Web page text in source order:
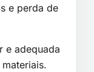
e perda de
e adequada